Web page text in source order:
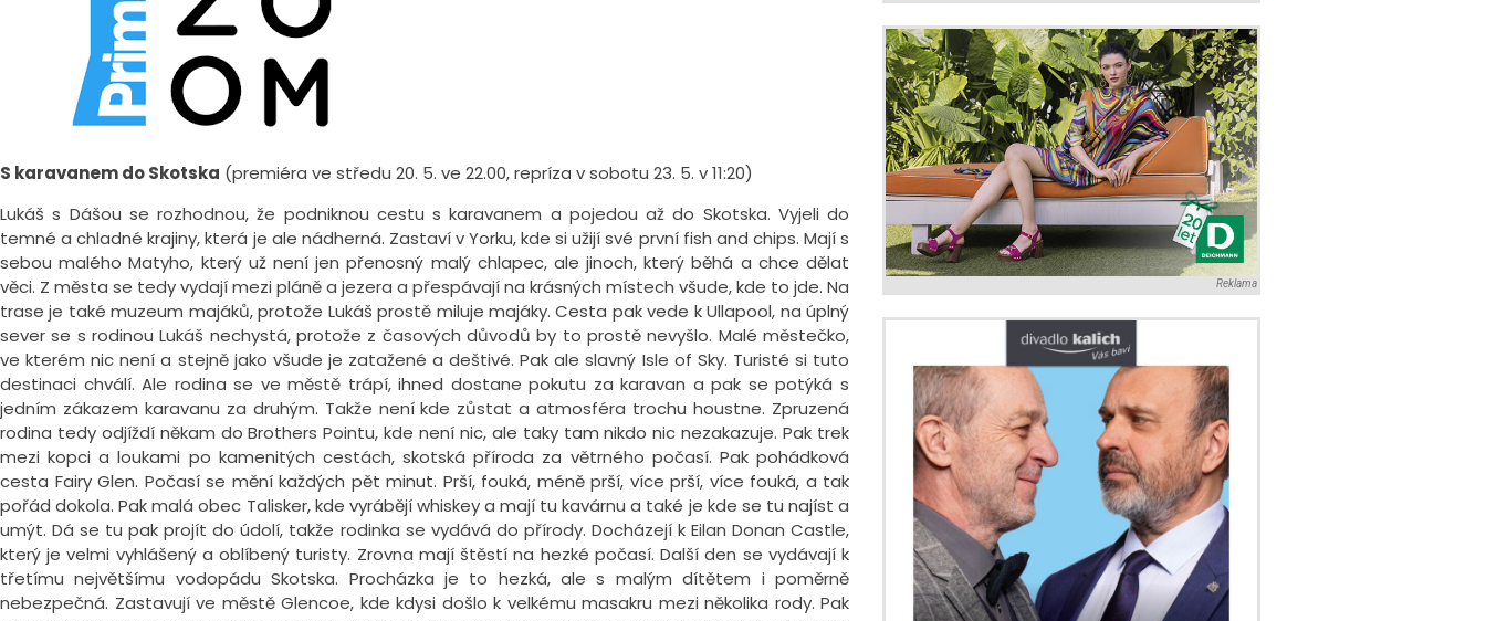
S karavanem do Skotska (premiéra ve středu 20. 5. ve 22.00, repríza v sobotu 23. 5. v 11:20)
Lukáš s Dášou se rozhodnou, že podniknou cestu s karavanem a pojedou až do Skotska. Vyjeli do
temné a chladné krajiny, která je ale nádherná. Zastaví v Yorku, kde si užijí své první fish and chips. Mají s
sebou malého Matyho, který už není jen přenosný malý chlapec, ale jinoch, který běhá a chce dělat
věci. Z města se tedy vydají mezi pláně a jezera a přespávají na krásných místech všude, kde to jde. Na
trase je také muzeum majáků, protože Lukáš prostě miluje majáky. Cesta pak vede k Ullapool, na úplný
sever se s rodinou Lukáš nechystá, protože z časových důvodů by to prostě nevyšlo. Malé městečko,
ve kterém nic není a stejně jako všude je zatažené a deštivé. Pak ale slavný Isle of Sky. Turisté si tuto
destinaci chválí. Ale rodina se ve městě trápí, ihned dostane pokutu za karavan a pak se potýká s
jedním zákazem karavanu za druhým. Takže není kde zůstat a atmosféra trochu houstne. Zpruzená
rodina tedy odjíždí někam do Brothers Pointu, kde není nic, ale taky tam nikdo nic nezakazuje. Pak trek
mezi kopci a loukami po kamenitých cestách, skotská příroda za větrného počasí. Pak pohádková
cesta Fairy Glen. Počasí se mění každých pět minut. Prší, fouká, méně prší, více prší, více fouká, a tak
pořád dokola. Pak malá obec Talisker, kde vyrábějí whiskey a mají tu kavárnu a také je kde se tu najíst a
umýt. Dá se tu pak projít do údolí, takže rodinka se vydává do přírody. Docházejí k Eilan Donan Castle,
který je velmi vyhlášený a oblíbený turisty. Zrovna mají štěstí na hezké počasí. Další den se vydávají k
třetímu největšímu vodopádu Skotska. Procházka je to hezká, ale s malým dítětem i poměrně
nebezpečná. Zastavují ve městě Glencoe, kde kdysi došlo k velkému masakru mezi několika rody. Pak
Reklama